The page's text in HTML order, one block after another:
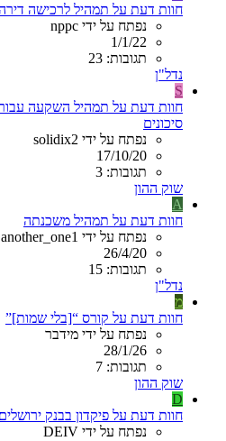
חוות דעת על תמהיל לרכישה
נפתח על ידי nppc
1/1/22
תגובות: 23
נדל"ן
S
חוות דעת על תמהיל השקעה עבור
סיכונים
נפתח על ידי solidix2
17/10/20
תגובות: 3
שוק ההון
A
חוות דעת על תמהיל משכנתה
נפתח על ידי another_one1
26/4/20
תגובות: 15
נדל"ן
מ
חוות דעת על קורס “[בלי שמות]”
נפתח על ידי מידבר
28/1/26
תגובות: 7
שוק ההון
D
חוות דעת על פיקדון בבנק
נפתח על ידי DEIV